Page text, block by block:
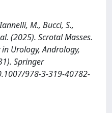
M., Bucci, S.,
(2025). Scrotal Masses.
Urology, Andrology,
Springer
978-3-319-40782-